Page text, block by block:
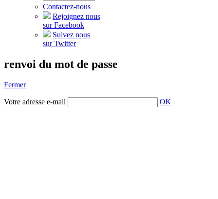
Contactez-nous
Rejoignez nous
sur Facebook
Suivez nous
sur Twitter
renvoi du mot de passe
Fermer
Votre adresse e-mail OK